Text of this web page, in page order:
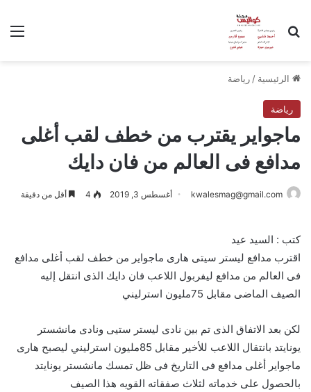
بحث عن
الرئيسية / رياضة
رياضة
ماجواير يقترب من خطف لقب أغلى
مدافع فى العالم من فان دايك
kwalesmag@gmail.com أغسطس 3, 2019 4 أقل من دقيقة
كتب : السيد عيد
اقترب مدافع ليستر سيتى هارى ماجواير من خطف لقب أغلى مدافع
فى العالم من مدافع ليفربول اللاعب فان دايك الذى انتقل إليه
الصيف الماضى مقابل 75مليون استرليني
لكن بعد الاتفاق الذى تم بين نادى ليستر ستيى ونادى مانشستر
يونايتد بانتقال اللاعب للأخير مقابل 85مليون استرليني ليصبح هارى
ماجواير أغلى مدافع فى التاريخ فى ظل تمسك مانشستر يونايتد
بالحصول على خدماته لثلاث صفقاته القويه هذا الصيف